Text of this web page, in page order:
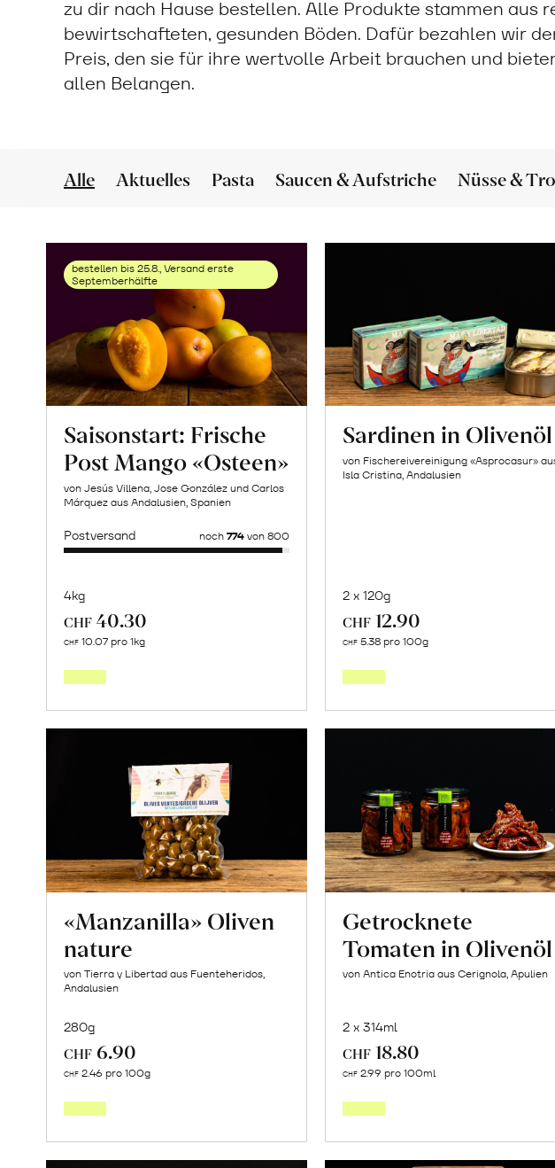
zu dir nach Hause bestellen. Alle Produkte stammen aus
bewirtschafteten, gesunden Böden. Dafür bezahlen wir
Preis, den sie für ihre wertvolle Arbeit brauchen und
allen Belangen.
Alle Aktuelles Pasta Saucen & Aufstriche Nüsse &
bestellen bis 25.8., Versand erste
Septemberhälfte
Saisonstart: Frische
Post Mango «Osteen»
von Jesús Villena, Jose González und Carlos
Márquez aus Andalusien, Spanien
Postversand noch 774von 800
4kg
CHF 40.30
CHF 10.07 pro 1kg
Frische
Mango
«Osteen»
erfahren
Sardinen in Olivenöl
von Fischereivereinigung «Asprocasur»
Isla Cristina, Andalusien
2 x 120g
CHF 12.90
CHF 5.38 pro 100g
«Manzanilla» Oliven
nature
von Tierra y Libertad aus Fuenteheridos,
Andalusien
280g
CHF 6.90
CHF 2.46 pro 100g
Getrocknete
Tomaten in Olivenöl
von Antica Enotria aus Cerignola, Apulien
2 x 314ml
CHF 18.80
CHF 2.99 pro 100ml